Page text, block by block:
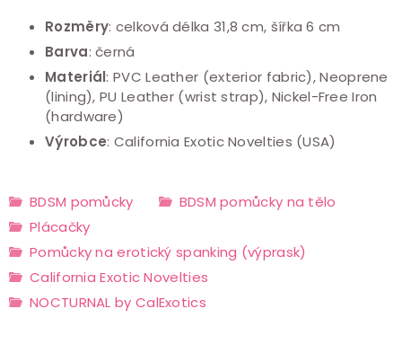
Rozměry: celková délka 31,8 cm, šířka 6 cm
Barva: černá
Materiál: PVC Leather (exterior fabric), Neoprene
(lining), PU Leather (wrist strap), Nickel-Free Iron
(hardware)
Výrobce: California Exotic Novelties (USA)
BDSM pomůcky
BDSM pomůcky na tělo
Plácačky
Pomůcky na erotický spanking (výprask)
California Exotic Novelties
NOCTURNAL by CalExotics